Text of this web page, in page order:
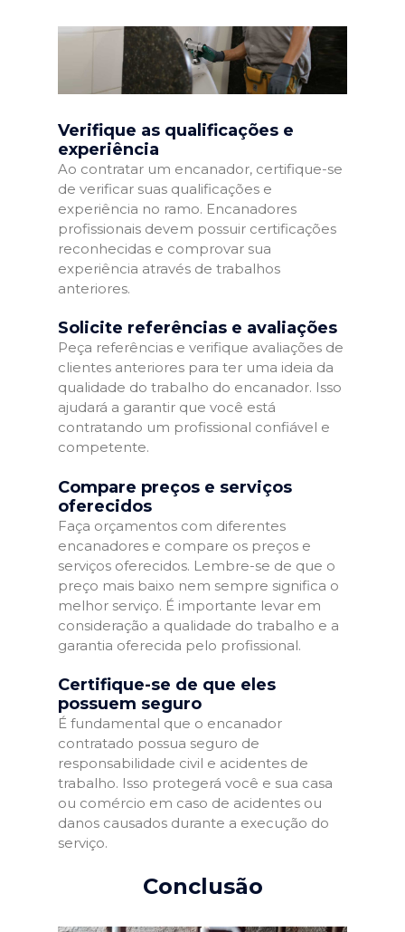
Verifique as qualificações e
experiência
Ao contratar um encanador, certifique-se
de verificar suas qualificações e
experiência no ramo. Encanadores
profissionais devem possuir certificações
reconhecidas e comprovar sua
experiência através de trabalhos
anteriores.
Solicite referências e avaliações
Peça referências e verifique avaliações de
clientes anteriores para ter uma ideia da
qualidade do trabalho do encanador. Isso
ajudará a garantir que você está
contratando um profissional confiável e
competente.
Compare preços e serviços
oferecidos
Faça orçamentos com diferentes
encanadores e compare os preços e
serviços oferecidos. Lembre-se de que o
preço mais baixo nem sempre significa o
melhor serviço. É importante levar em
consideração a qualidade do trabalho e a
garantia oferecida pelo profissional.
Certifique-se de que eles
possuem seguro
É fundamental que o encanador
contratado possua seguro de
responsabilidade civil e acidentes de
trabalho. Isso protegerá você e sua casa
ou comércio em caso de acidentes ou
danos causados durante a execução do
serviço.
Conclusão